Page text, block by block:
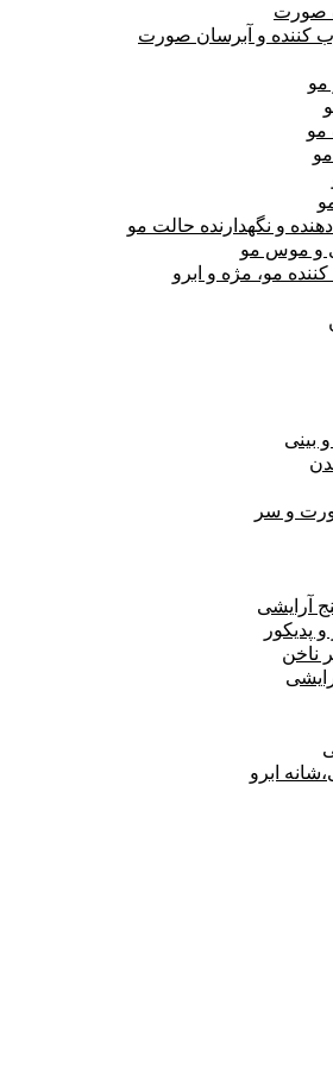
صورت
کننده و آبرسان صورت
مو
و نگهدارنده حالت مو
و موس مو
مو، مژه و ابرو
بینی
و سر
آرایشی
پدیکور
ناخن
ابرو